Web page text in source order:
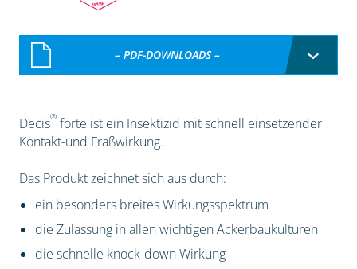
– PDF-DOWNLOADS –
Decis®forte ist ein Insektizid mit schnell einsetzender
Kontakt-und Fraßwirkung.
Das Produkt zeichnet sich aus durch:
ein besonders breites Wirkungsspektrum
die Zulassung in allen wichtigen Ackerbaukulturen
die schnelle knock-down Wirkung